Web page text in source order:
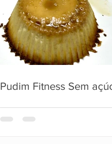
Pudim Fitness Sem